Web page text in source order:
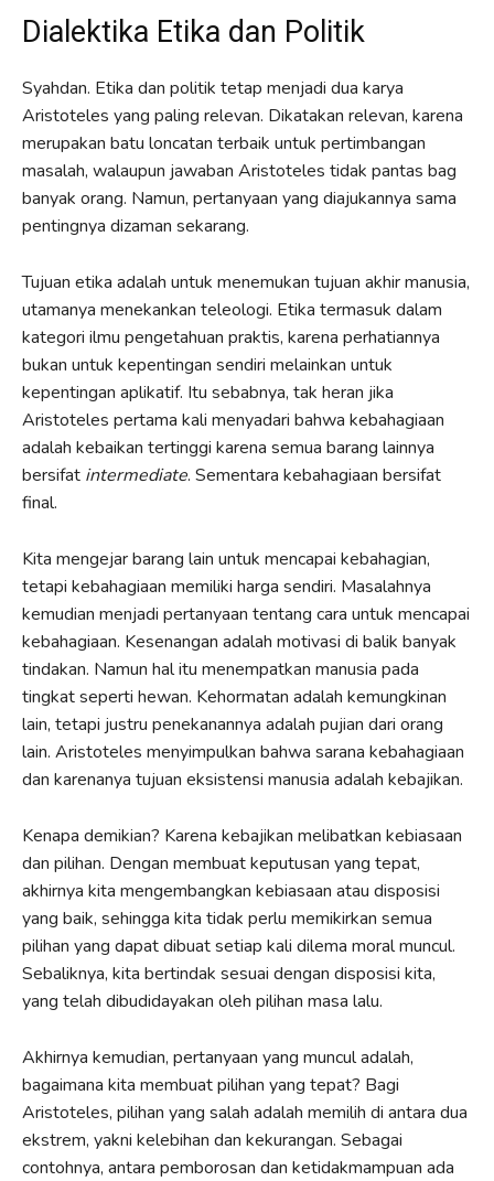
Dialektika Etika dan Politik
Syahdan. Etika dan politik tetap menjadi dua karya
Aristoteles yang paling relevan. Dikatakan relevan, karena
merupakan batu loncatan terbaik untuk pertimbangan
masalah, walaupun jawaban Aristoteles tidak pantas bag
banyak orang. Namun, pertanyaan yang diajukannya sama
pentingnya dizaman sekarang.
Tujuan etika adalah untuk menemukan tujuan akhir manusia,
utamanya menekankan teleologi. Etika termasuk dalam
kategori ilmu pengetahuan praktis, karena perhatiannya
bukan untuk kepentingan sendiri melainkan untuk
kepentingan aplikatif. Itu sebabnya, tak heran jika
Aristoteles pertama kali menyadari bahwa kebahagiaan
adalah kebaikan tertinggi karena semua barang lainnya
bersifat intermediate. Sementara kebahagiaan bersifat
final.
Kita mengejar barang lain untuk mencapai kebahagian,
tetapi kebahagiaan memiliki harga sendiri. Masalahnya
kemudian menjadi pertanyaan tentang cara untuk mencapai
kebahagiaan. Kesenangan adalah motivasi di balik banyak
tindakan. Namun hal itu menempatkan manusia pada
tingkat seperti hewan. Kehormatan adalah kemungkinan
lain, tetapi justru penekanannya adalah pujian dari orang
lain. Aristoteles menyimpulkan bahwa sarana kebahagiaan
dan karenanya tujuan eksistensi manusia adalah kebajikan.
Kenapa demikian? Karena kebajikan melibatkan kebiasaan
dan pilihan. Dengan membuat keputusan yang tepat,
akhirnya kita mengembangkan kebiasaan atau disposisi
yang baik, sehingga kita tidak perlu memikirkan semua
pilihan yang dapat dibuat setiap kali dilema moral muncul.
Sebaliknya, kita bertindak sesuai dengan disposisi kita,
yang telah dibudidayakan oleh pilihan masa lalu.
Akhirnya kemudian, pertanyaan yang muncul adalah,
bagaimana kita membuat pilihan yang tepat? Bagi
Aristoteles, pilihan yang salah adalah memilih di antara dua
ekstrem, yakni kelebihan dan kekurangan. Sebagai
contohnya, antara pemborosan dan ketidakmampuan ada